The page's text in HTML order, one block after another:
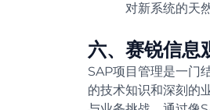
对新系统的天
六、赛锐信息
SAP项目管理是一门
的技术知识和深刻的